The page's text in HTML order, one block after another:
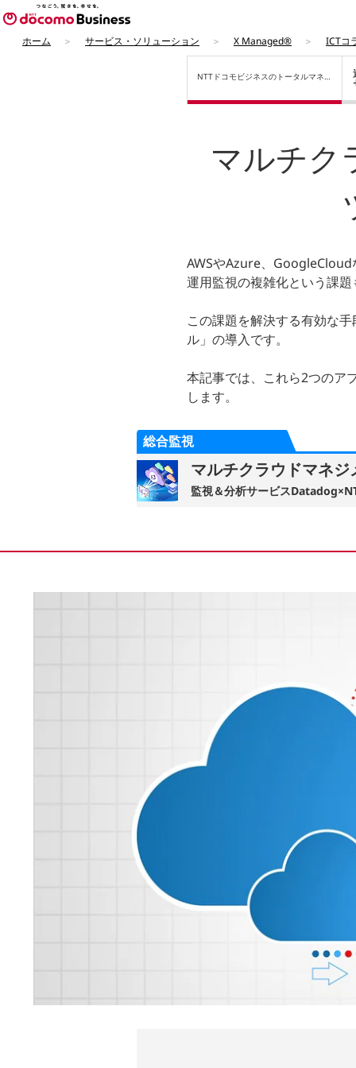
ホーム サービス・ソリューション X Managed® ICTコ
NTTドコモビジネスの トータルマネー
マルチク
AWSやAzure、
運用監視の複雑化という課
この課題を解決する有効な
ル」の導入です。
本記事では、これら2つのア
します。
総合監視
マルチクラウドマネ
監視＆分析サービス